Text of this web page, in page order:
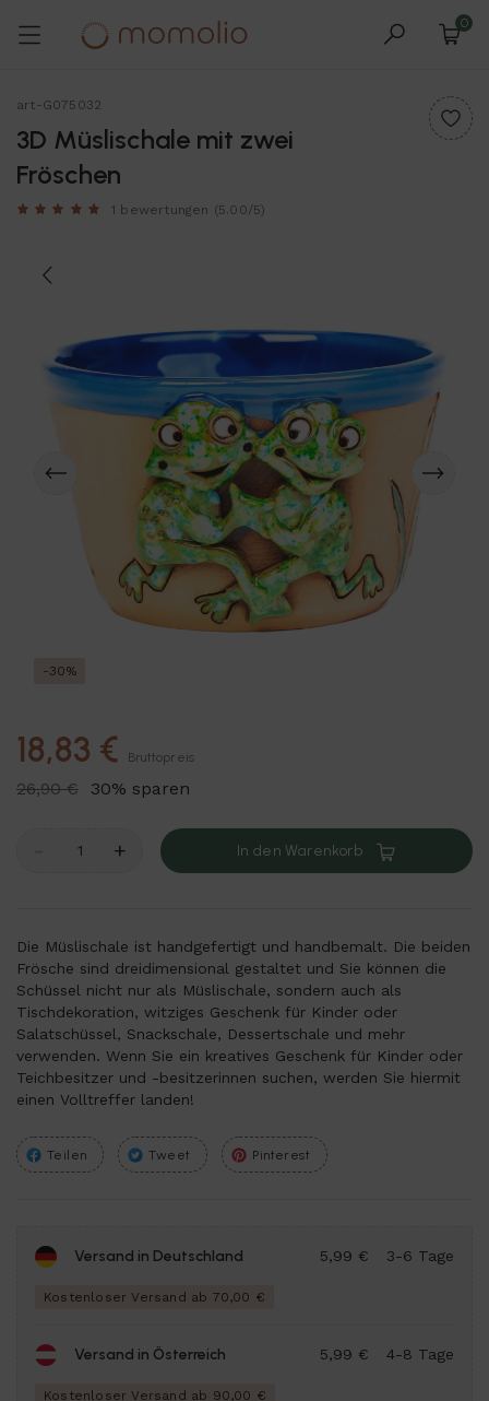
0
art-G075032
3D Müslischale mit zwei
Fröschen
1 bewertungen (5.00/5)
-30%
18,83 € Bruttopreis
26,90 € 30% sparen
+ In den Warenkorb
Die Müslischale ist handgefertigt und handbemalt. Die beiden
Frösche sind dreidimensional gestaltet und Sie können die
Schüssel nicht nur als Müslischale, sondern auch als
Tischdekoration, witziges Geschenk für Kinder oder
Salatschüssel, Snackschale, Dessertschale und mehr
verwenden. Wenn Sie ein kreatives Geschenk für Kinder oder
Teichbesitzer und -besitzerinnen suchen, werden Sie hiermit
einen Volltreffer landen!
Teilen Tweet Pinterest
Versand in Deutschland 3-6 Tage
5,99 €
Kostenloser Versand ab 70,00 €
Versand in Österreich 4-8 Tage
5,99 €
Kostenloser Versand ab 90,00 €